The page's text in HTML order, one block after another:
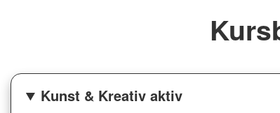
Kunst & Kreativ aktiv